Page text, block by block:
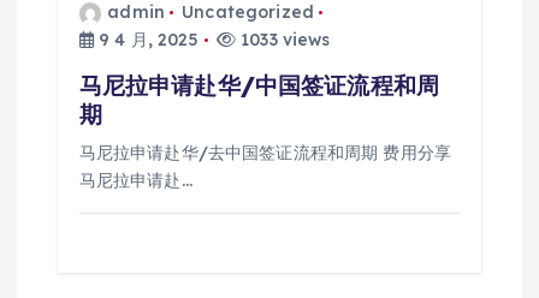
admin
Uncategorized
9 4 月, 2025
1033 views
马尼拉申请赴华/中国签证流程和周
期
马尼拉申请赴华/去中国签证流程和周期 费用分享
马尼拉申请赴…